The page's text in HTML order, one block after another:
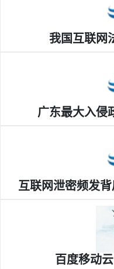
我国互联网
广东最大入侵
互联网泄密频发
百度移动